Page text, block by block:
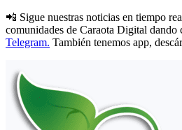
📲 Sigue nuestras noticias en tiempo
comunidades de Caraota Digital dando
Telegram. También tenemos app,